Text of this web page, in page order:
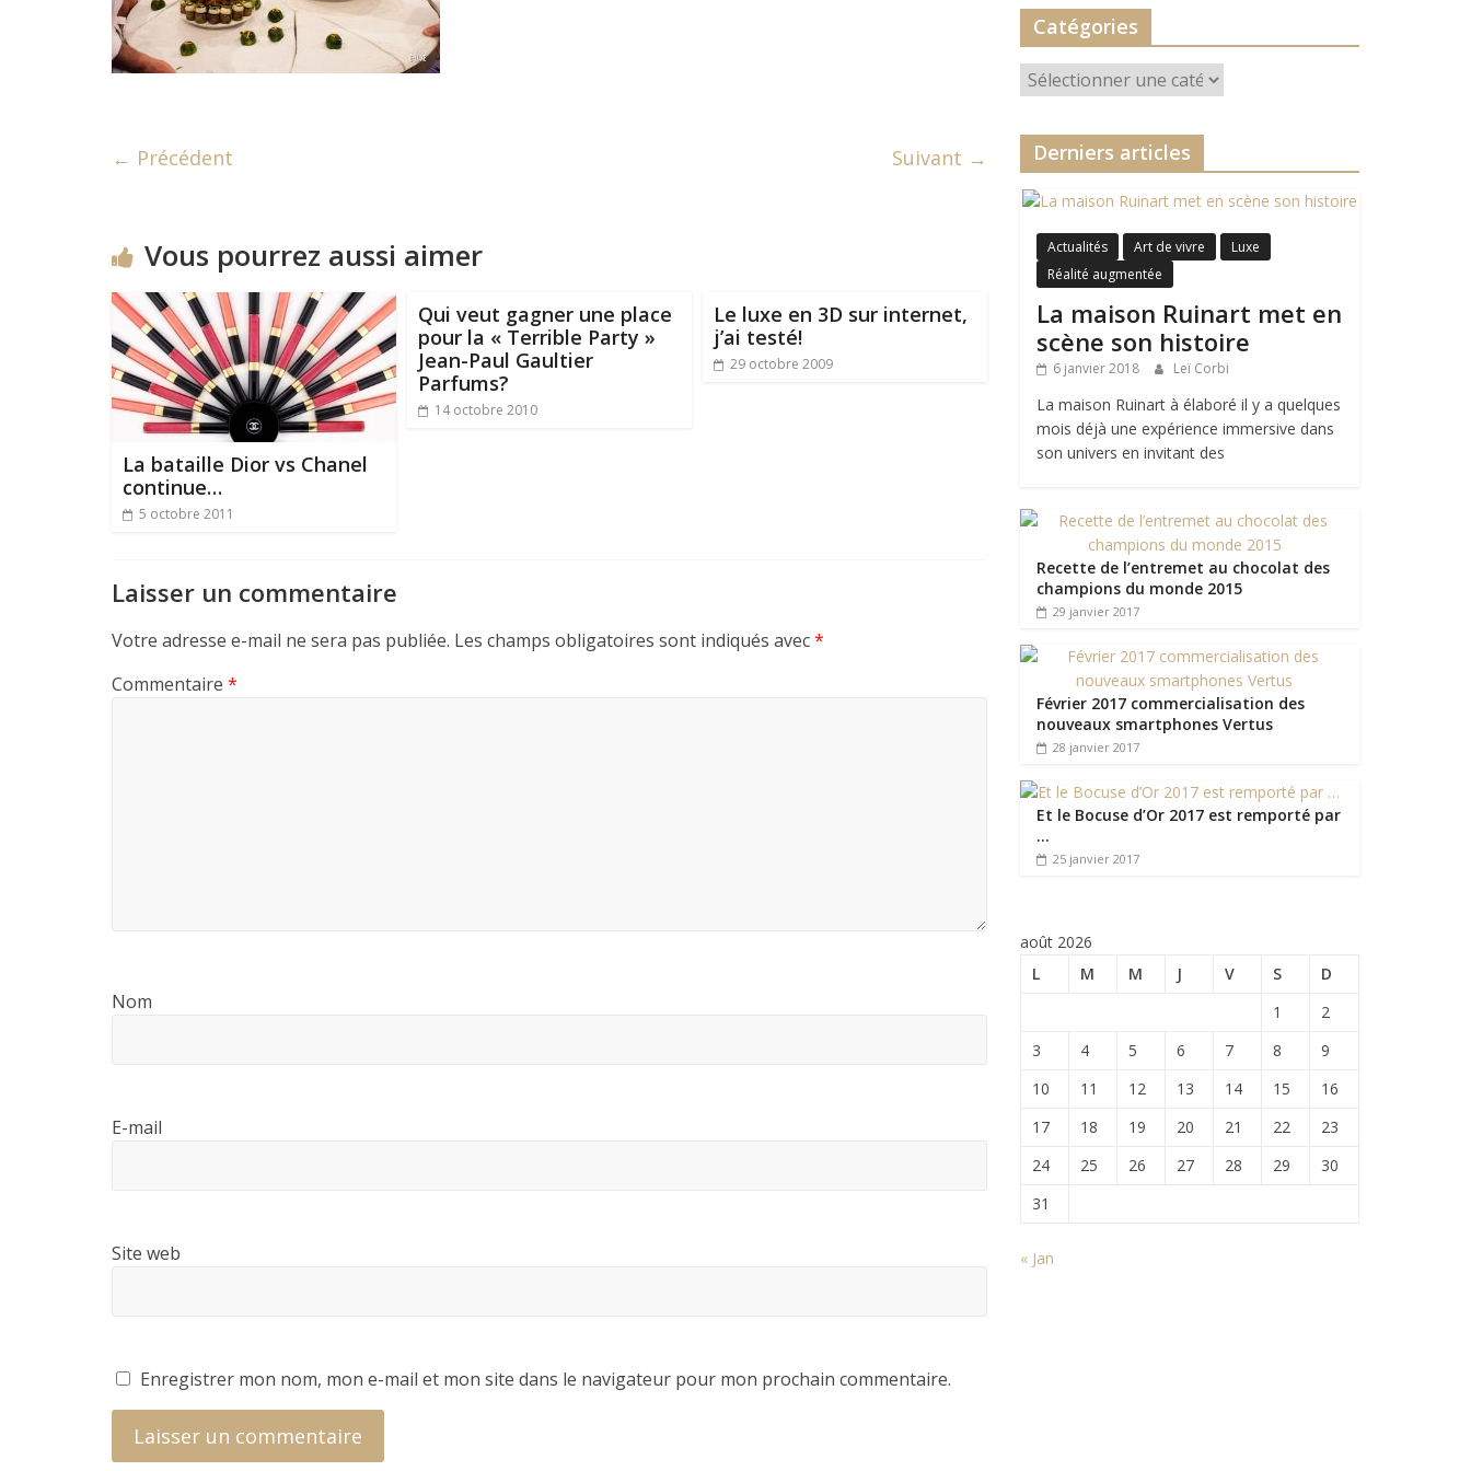
← Précédent Suivant →
Vous pourrez aussi aimer
La bataille Dior vs Chanel
continue…
5 octobre 2011
Qui veut gagner une place
pour la « Terrible Party »
Jean-Paul Gaultier
Parfums?
14 octobre 2010
Le luxe en 3D sur internet,
j’ai testé!
29 octobre 2009
Laisser un commentaire
Votre adresse e-mail ne sera pas publiée. Les champs obligatoires sont indiqués avec*
Commentaire *
Nom
E-mail
Site web
Enregistrer mon nom, mon e-mail et mon site dans le navigateur pour mon prochain commentaire.
Catégories
Catégories
Derniers articles
Actualités Art de vivre
Luxe
Réalité augmentée
La maison Ruinart met en
scène son histoire
6 janvier 2018 Leï Corbi
La maison Ruinart à élaboré il y a quelques
mois déjà une expérience immersive dans
son univers en invitant des
Recette de l’entremet au chocolat des
champions du monde 2015
29 janvier 2017
Février 2017 commercialisation des
nouveaux smartphones Vertus
28 janvier 2017
Et le Bocuse d’Or 2017 est remporté par
…
25 janvier 2017
août 2026
L
M M J V S
D
1
2
3
4 5 6 7 8
9
10
11 12 13 14 15
16
17
18 19 20 21 22
23
24
25 26 27 28 29
30
31
« Jan